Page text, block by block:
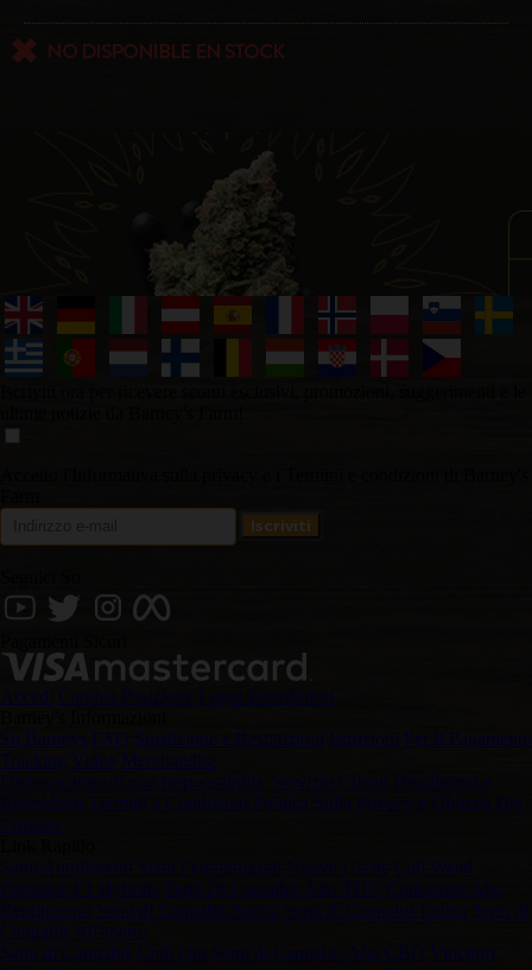
Accedi Cambia Posizione Login Distributori
Su Barneys FAQ Spedizione e Restituzioni Istruzioni Per Il Pagamento
Tracking Video Merchandise
Dichiarazione di non responsabilita' Servizio Clienti Distributori e
Rivenditori Termini e Condizioni Politica Sulla Privacy e Utilizzo Dei
Cookies
Semi Autofiorenti Semi Femminizzati Nuove Uscite Cali Weed
Precision F1 Hybrids Semi Di Cannabis Alto THC
Collezione Alto
Rendimento Semi di Cannabis Sativa Semi di Cannabis Indica Semi di
Cannabis All'aperto
Semi di Cannabis Chill Out Semi di Cannabis Alto CBD Vincitori